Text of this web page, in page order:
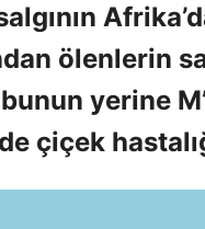
ölenlerin
yerine
çiçek